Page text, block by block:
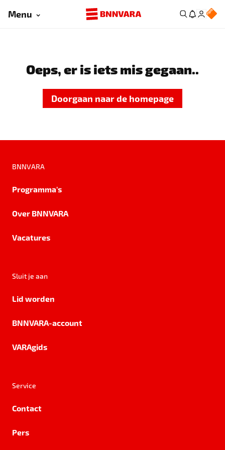
Menu
Oeps, er is iets mis gegaan..
Doorgaan naar de homepage
BNNVARA
Programma's
Over BNNVARA
Vacatures
Sluit je aan
Lid worden
BNNVARA-account
VARAgids
Service
Contact
Pers